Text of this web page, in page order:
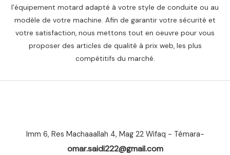
l’équipement motard adapté à votre style de conduite ou au
modèle de votre machine. Afin de garantir votre sécurité et
votre satisfaction, nous mettons tout en oeuvre pour vous
proposer des articles de qualité à prix web, les plus
compétitifs du marché.
Imm 6, Res Machaaallah 4, Mag 22 Wifaq - Témara-
omar.saidi222@gmail.com